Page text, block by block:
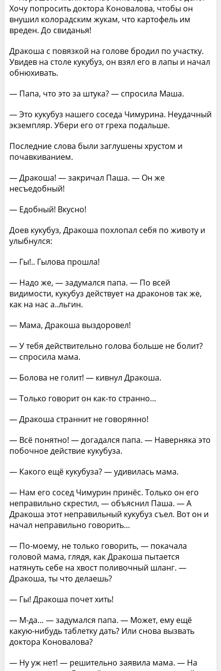
Хочу попросить доктора Коновалова, чтобы он
внушил колорадским жукам, что картофель им
вреден. До свиданья!
Дракоша с повязкой на голове бродил по участку.
Увидев на столе кукубуз, он взял его в лапы и начал
обнюхивать.
— Папа, что это за штука? — спросила Маша.
— Это кукубуз нашего соседа Чимурина. Неудачный
экземпляр. Убери его от греха подальше.
Последние слова были заглушены хрустом и
почавкиванием.
— Дракоша! — закричал Паша. — Он же
несъедобный!
— Едобный! Вкусно!
Доев кукубуз, Дракоша похлопал себя по животу и
улыбнулся:
— Гы!.. Гылова прошла!
— Надо же, — задумался папа. — По всей
видимости, кукубуз действует на драконов так же,
как на нас а..льгин.
— Мама, Дракоша выздоровел!
— У тебя действительно голова больше не болит?
— спросила мама.
— Болова не голит! — кивнул Дракоша.
— Только говорит он как-то странно…
— Дракоша страннит не говорянно!
— Всё понятно! — догадался папа. — Наверняка это
побочное действие кукубуза.
— Какого ещё кукубуза? — удивилась мама.
— Нам его сосед Чимурин принёс. Только он его
неправильно скрестил, — объяснил Паша. — А
Дракоша этот неправильный кукубуз съел. Вот он и
начал неправильно говорить…
— По-моему, не только говорить, — покачала
головой мама, глядя, как Дракоша пытается
натянуть себе на хвост поливочный шланг. —
Дракоша, ты что делаешь?
— Гы! Дракоша почет хить!
— М-да… — задумался папа. — Может, ему ещё
какую-нибудь таблетку дать? Или снова вызвать
доктора Коновалова?
— Ну уж нет! — решительно заявила мама. — На